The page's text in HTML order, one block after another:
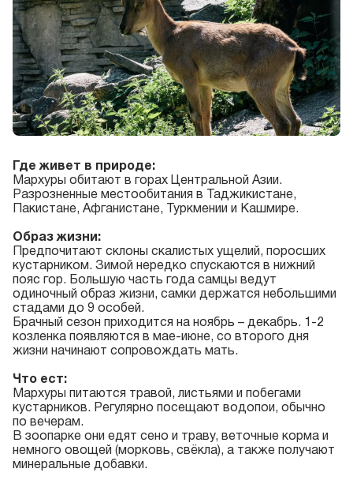
Где живет в природе:
Мархуры обитают в горах Центральной Азии.
Разрозненные местообитания в Таджикистане,
Пакистане, Афганистане, Туркмении и Кашмире.
Образ жизни:
Предпочитают склоны скалистых ущелий, поросших
кустарником. Зимой нередко спускаются в нижний
пояс гор. Большую часть года самцы ведут
одиночный образ жизни, самки держатся небольшими
стадами до 9 особей.
Брачный сезон приходится на ноябрь – декабрь. 1-2
козленка появляются в мае-июне, со второго дня
жизни начинают сопровождать мать.
Что ест:
Мархуры питаются травой, листьями и побегами
кустарников. Регулярно посещают водопои, обычно
по вечерам.
В зоопарке они едят сено и траву, веточные корма и
немного овощей (морковь, свёкла), а также получают
минеральные добавки.